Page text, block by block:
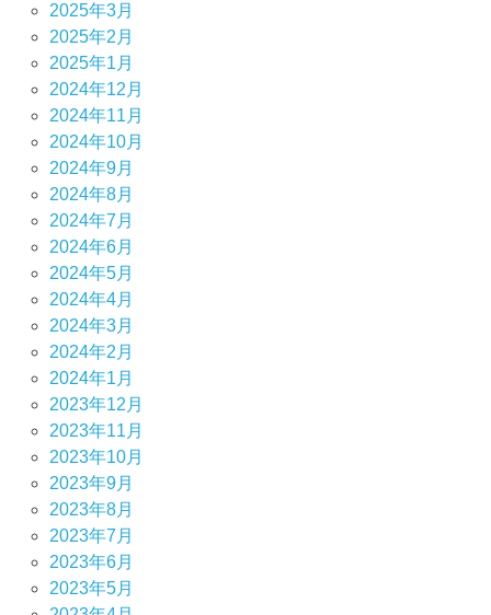
2025年3月
2025年2月
2025年1月
2024年12月
2024年11月
2024年10月
2024年9月
2024年8月
2024年7月
2024年6月
2024年5月
2024年4月
2024年3月
2024年2月
2024年1月
2023年12月
2023年11月
2023年10月
2023年9月
2023年8月
2023年7月
2023年6月
2023年5月